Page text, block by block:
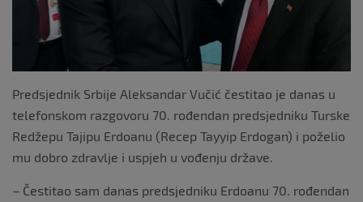
Predsjednik Srbije Aleksandar Vučić čestitao je danas u
telefonskom razgovoru 70. rođendan predsjedniku Turske
Redžepu Tajipu Erdoanu (Recep Tayyip Erdogan) i poželio
mu dobro zdravlje i uspjeh u vođenju države.
– Čestitao sam danas predsjedniku Erdoanu 70. rođendan